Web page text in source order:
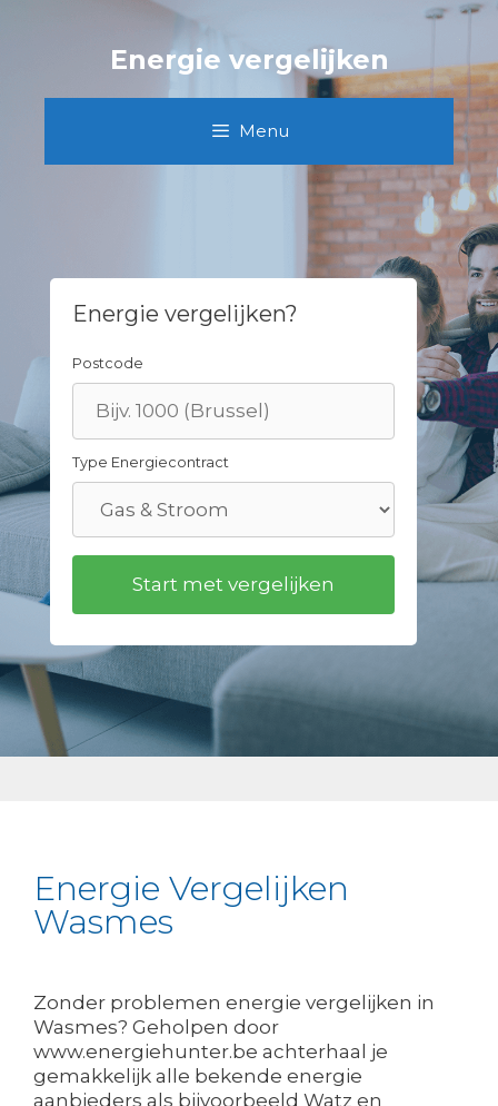
Energie vergelijken
Menu
Energie vergelijken?
Postcode
Type Energiecontract
Energie Vergelijken
Wasmes
Zonder problemen energie vergelijken in
Wasmes? Geholpen door
www.energiehunter.be achterhaal je
gemakkelijk alle bekende energie
aanbieders als bijvoorbeeld Watz en